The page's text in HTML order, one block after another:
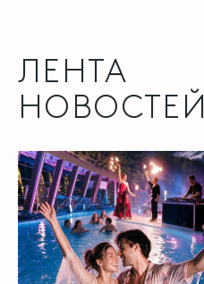
ЛЕНТА
НОВОСТЕЙ